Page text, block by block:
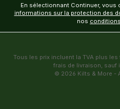
informations sur la protection des
nos
Tous les prix incluent la TVA plus les
frais de livraison, sauf
© 2026 Kilts & More -